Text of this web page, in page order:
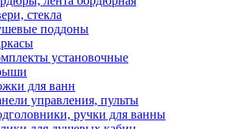
стекла
поддоны
установочные
для ванн
управления, пульты
ручки для ванны